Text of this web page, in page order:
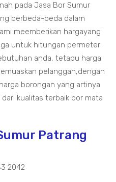
pada Jasa Bor Sumur
berbeda-beda dalam
meemberikan hargayang
untuk hitungan permeter
anda, tetapu harga
pelanggan,dengan
borongan yang artinya
kualitas terbaik bor mata
Patrang
2042